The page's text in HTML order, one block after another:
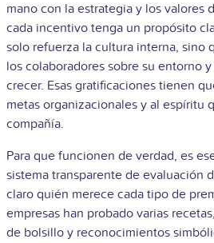
mano con la estrategia y los valores
cada incentivo tenga un propósito
solo refuerza la cultura interna, sino
los colaboradores sobre su entorno
crecer. Esas gratificaciones tienen
metas organizacionales y al espíritu
compañía.
Para que funcionen de verdad, es
sistema transparente de evaluación
claro quién merece cada tipo de
empresas han probado varias
de bolsillo y reconocimientos